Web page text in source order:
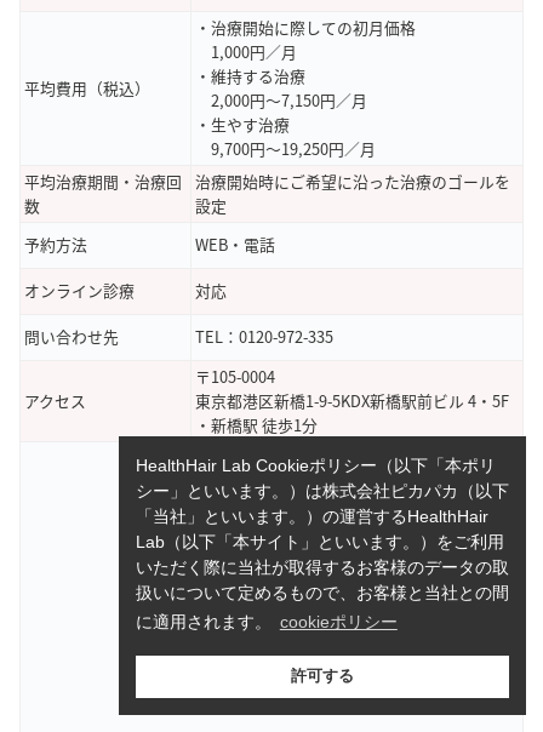
平均費用（税込）
・治療開始に際しての初月価格
1,000円／月
・維持する治療
2,000円～7,150円／月
・生やす治療
9,700円～19,250円／月
平均治療期間・治療回
数
治療開始時にご希望に沿った治療のゴールを
設定
予約方法
WEB・電話
オンライン診療
対応
問い合わせ先
TEL：0120-972-335
アクセス
〒105-0004
東京都港区新橋1-9-5KDX新橋駅前ビル 4・5F
・新橋駅 徒歩1分
HealthHair Lab Cookieポリシー（以下「本ポリ
シー」といいます。）は株式会社ピカパカ（以下
「当社」といいます。）の運営するHealthHair
Lab（以下「本サイト」といいます。）をご利用
いただく際に当社が取得するお客様のデータの取
扱いについて定めるもので、お客様と当社との間
に適用されます。
cookieポリシー
許可する